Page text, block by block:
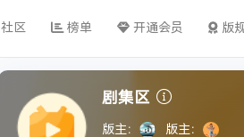
社区 榜单 开通会员 版
剧集区
版主： 版主：